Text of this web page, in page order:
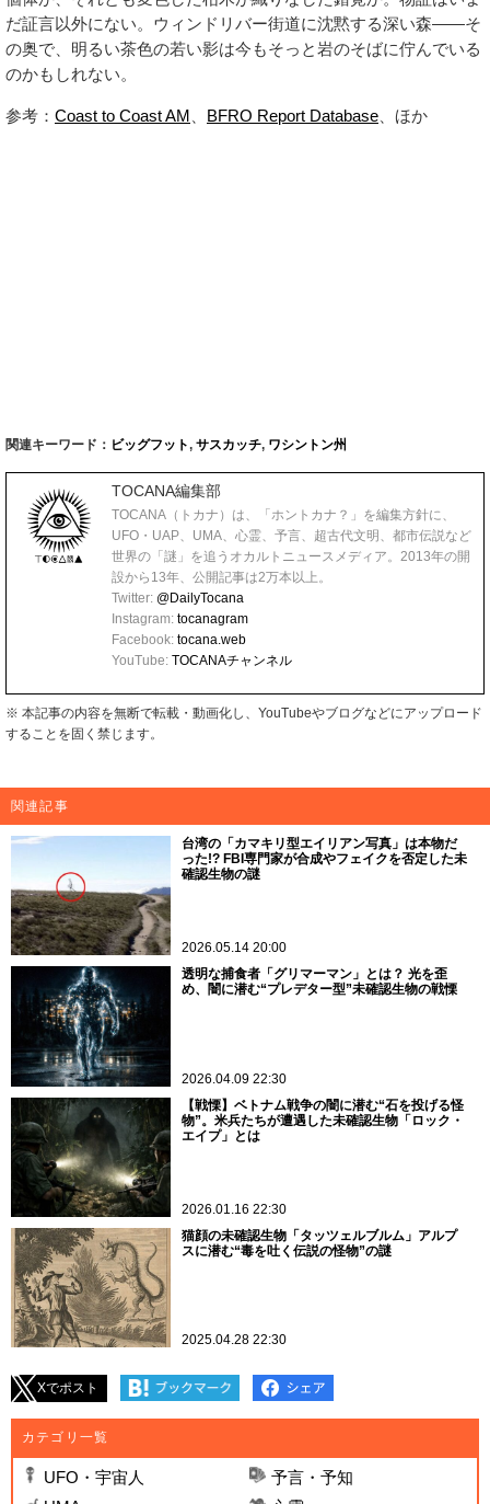
だ証言以外にない。ウィンドリバー街道に沈黙する深い森——そ
の奥で、明るい茶色の若い影は今もそっと岩のそばに佇んでいる
のかもしれない。
参考： Coast to Coast AM BFRO Report Database 、ほか
関連キーワード： ビッグフット, サスカッチ, ワシントン州
TOCANA編集部
TOCANA（トカナ）は、「ホントカナ？」を編集方針に、
UFO・UAP、UMA、心霊、予言、超古代文明、都市伝説など
世界の「謎」を追うオカルトニュースメディア。2013年の開
設から13年、公開記事は2万本以上。
Twitter: @DailyTocana
Instagram: tocanagram
Facebook: tocana.web
YouTube: TOCANAチャンネル
※ 本記事の内容を無断で転載・動画化し、YouTubeやブログなどにアップロード
することを固く禁じます。
関連記事
台湾の「カマキリ型エイリアン写真」は本物だ
った!? FBI専門家が合成やフェイクを否定した未
確認生物の謎
2026.05.14 20:00
透明な捕食者「グリマーマン」とは？ 光を歪
め、闇に潜む“プレデター型”未確認生物の戦慄
2026.04.09 22:30
【戦慄】ベトナム戦争の闇に潜む“石を投げる怪
物”。米兵たちが遭遇した未確認生物「ロック・
エイプ」とは
2026.01.16 22:30
猫顔の未確認生物「タッツェルブルム」アルプ
スに潜む“毒を吐く伝説の怪物”の謎
2025.04.28 22:30
Xでポスト
カテゴリ一覧
UFO・宇宙人
予言・予知